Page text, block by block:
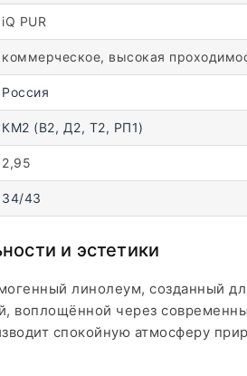
iQ PUR
коммерческое, высокая
Россия
КМ2 (В2, Д2, Т2, РП1)
2,95
34/43
и эстетики
линолеум, созданный
воплощённой через
спокойную атмосферу